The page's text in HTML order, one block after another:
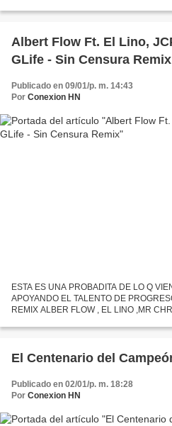
Albert Flow Ft. El Lino,
GLife - Sin Censura Remix
Publicado en 09/01/p. m. 14:43
Por Conexion HN
ESTA ES UNA PROBADITA DE LO Q
APOYANDO EL TALENTO DE
REMIX ALBER FLOW , EL LINO ,MR
Prod....
El Centenario del
Publicado en 02/01/p. m. 18:28
Por Conexion HN